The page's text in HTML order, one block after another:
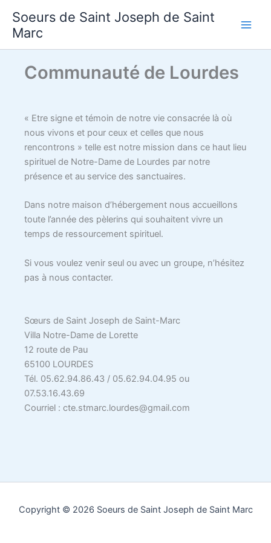
contenu
Soeurs de Saint Joseph de Saint
Marc
Communauté de Lourdes
« Etre signe et témoin de notre vie consacrée là où
nous vivons et pour ceux et celles que nous
rencontrons » telle est notre mission dans ce haut lieu
spirituel de Notre-Dame de Lourdes par notre
présence et au service des sanctuaires.
Dans notre maison d’hébergement nous accueillons
toute l’année des pèlerins qui souhaitent vivre un
temps de ressourcement spirituel.
Si vous voulez venir seul ou avec un groupe, n’hésitez
pas à nous contacter.
Sœurs de Saint Joseph de Saint-Marc
Villa Notre-Dame de Lorette
12 route de Pau
65100 LOURDES
Tél. 05.62.94.86.43 / 05.62.94.04.95 ou
07.53.16.43.69
Courriel : cte.stmarc.lourdes@gmail.com
Copyright © 2026 Soeurs de Saint Joseph de Saint Marc